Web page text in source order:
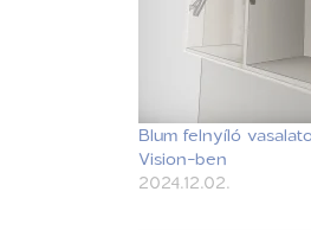
Blum felnyíló
Vision-ben
2024.12.02.